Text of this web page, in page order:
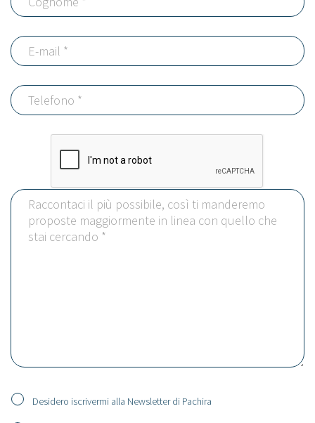
Desidero iscrivermi alla Newsletter di Pachira